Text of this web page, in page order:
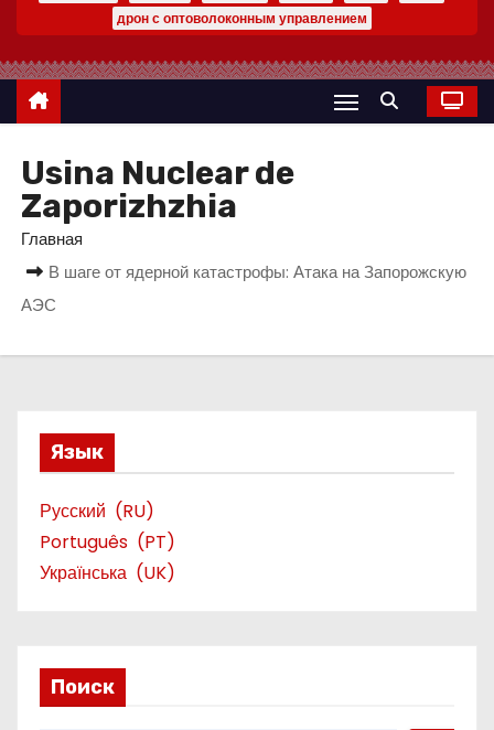
у
дрон с оптоволоконным управлением
Usina Nuclear de
Zaporizhzhia
Главная
В шаге от ядерной катастрофы: Атака на Запорожскую
АЭС
Язык
Русский
RU
Português
PT
Українська
UK
Поиск